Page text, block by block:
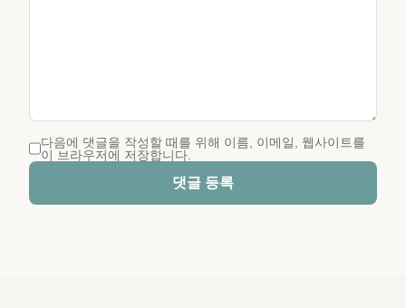
다음에 댓글을 작성할 때를 위해 이름, 이메일, 웹사이트를
이 브라우저에 저장합니다.
댓글 등록